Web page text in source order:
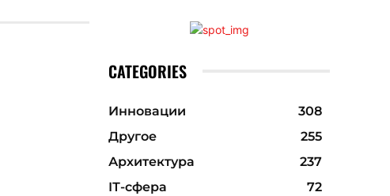
CATEGORIES
Инновации
308
Другое
255
Архитектура
237
ІТ-сфера
72